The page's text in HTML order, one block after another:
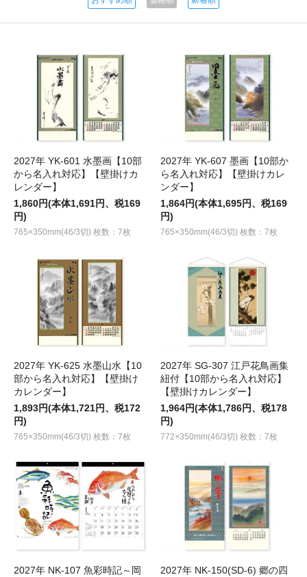
2027年 YK-601 水墨画【10部
から名入れ対応】【壁掛けカ
レンダー】
1,860円(本体1,691円、税169
円)
765×350mm(46/3切) 枚数：7枚
2027年 YK-607 墨画【10部か
ら名入れ対応】【壁掛けカレ
ンダー】
1,864円(本体1,695円、税169
円)
765×350mm(46/3切) 枚数：7枚
2027年 YK-625 水墨山水【10
部から名入れ対応】【壁掛け
カレンダー】
1,893円(本体1,721円、税172
円)
765×350mm(46/3切) 枚数：7枚
2027年 SG-307 江戸花鳥画集
紐付【10部から名入れ対応】
【壁掛けカレンダー】
1,964円(本体1,786円、税178
円)
772×350mm(46/3切) 枚数：7枚
2027年 NK-107 魚彩時記～岡
2027年 NK-150(SD-6) 郷の四